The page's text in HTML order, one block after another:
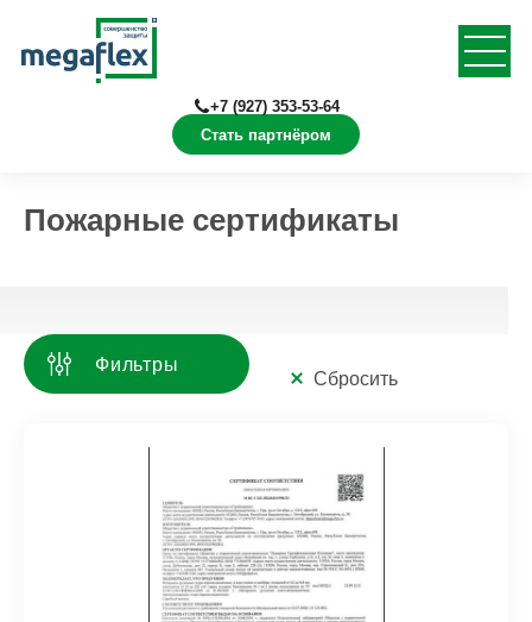
Стать партнёром
+7 (927) 353-53-64
Пожарные сертификаты
Фильтры
Сбросить